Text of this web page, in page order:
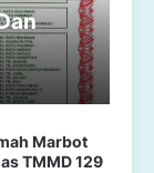
Marbot
TMMD 129